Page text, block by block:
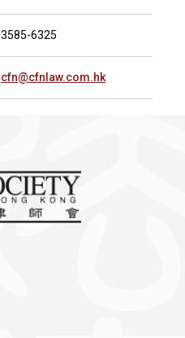
3585-6325
cfn@cfnlaw.com.hk